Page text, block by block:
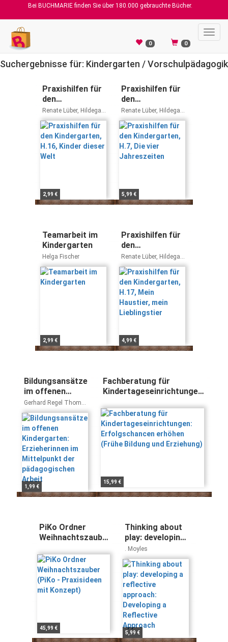
Bei BUCHMARIE finden Sie über 180.000 gebrauchte Bücher.
0 0
Suchergebnisse für: Kindergarten / Vorschulpädagogik
Praxishilfen für
den
Kindergarten,
H.16, Kinder
dieser Welt
Renate Lüber, Hildegard
Enderle, Hedwig
Friedmann-Spath,
Hedwig Friedmann-
Spath
2,99 €
Praxishilfen für
den
Kindergarten,
H.7, Die vier
Jahreszeiten
Renate Lüber, Hildegard
Enderle, Hedwig
Friedmann-Spath,
Hedwig Friedmann-
Spath
5,99 €
Teamarbeit im
Kindergarten
Helga Fischer
2,99 €
Praxishilfen für
den
Kindergarten,
H.17, Mein
Haustier, mein
Lieblingstier
Renate Lüber, Hildegard
Enderle, Hedwig
Friedmann-Spath,
Hedwig Friedmann-
Spath
4,99 €
Bildungsansätze
im offenen
Kindergarten:
Erzieherinnen im
Mittelpunkt der
pädagogischen
Arbeit
Gerhard Regel Thomas
Kühne
1,99 €
Fachberatung für
Kindertageseinrichtungen:
(Frühe Bildung und
Erziehung)
15,99 €
PiKo Ordner
Weihnachtszauber
Praxisideen mit
Konzept)
45,99 €
Thinking about
play: developing
a reflective
approach:
Developing a
Reflective
Approach
. Moyles
5,99 €